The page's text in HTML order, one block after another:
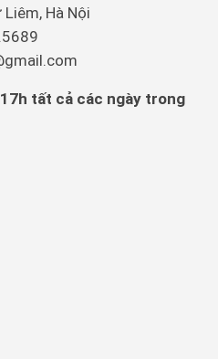
Hà Nội
tất cả các ngày trong